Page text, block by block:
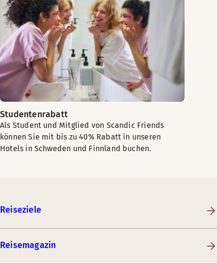
Studentenrabatt
Als Student und Mitglied von Scandic Friends
können Sie mit bis zu 40% Rabatt in unseren
Hotels in Schweden und Finnland buchen.
Reiseziele
Reisemagazin